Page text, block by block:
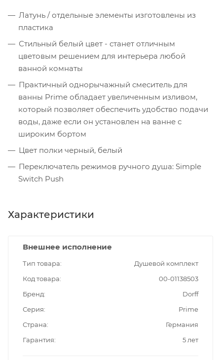
Латунь / отдельные элементы изготовлены из
пластика
Стильный белый цвет - станет отличным
цветовым решением для интерьера любой
ванной комнаты
Практичный однорычажный смеситель для
ванны Prime обладает увеличенным изливом,
который позволяет обеспечить удобство подачи
воды, даже если он установлен на ванне с
широким бортом
Цвет полки черный, белый
Переключатель режимов ручного душа: Simple
Switch Push
Характеристики
Внешнее исполнение
Тип товара
Душевой комплект
Код товара
00-01138503
Бренд
Dorff
Серия
Prime
Страна
Германия
Гарантия
5 лет